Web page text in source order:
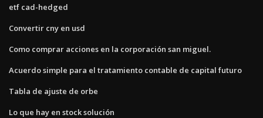
etf cad-hedged
Convertir cny en usd
Como comprar acciones en la corporación san miguel.
Acuerdo simple para el tratamiento contable de capital futuro
Tabla de ajuste de orbe
Lo que hay en stock solución